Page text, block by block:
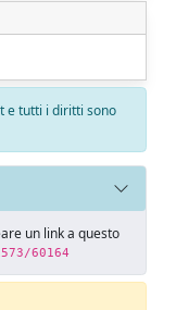
e tutti i diritti sono
un link a questo
60164